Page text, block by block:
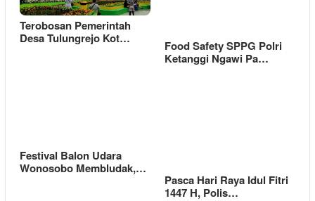
Terobosan Pemerintah
Desa Tulungrejo Kot…
Food Safety SPPG Polri
Ketanggi Ngawi Pa…
Festival Balon Udara
Wonosobo Membludak,…
Pasca Hari Raya Idul Fitri
1447 H, Polis…